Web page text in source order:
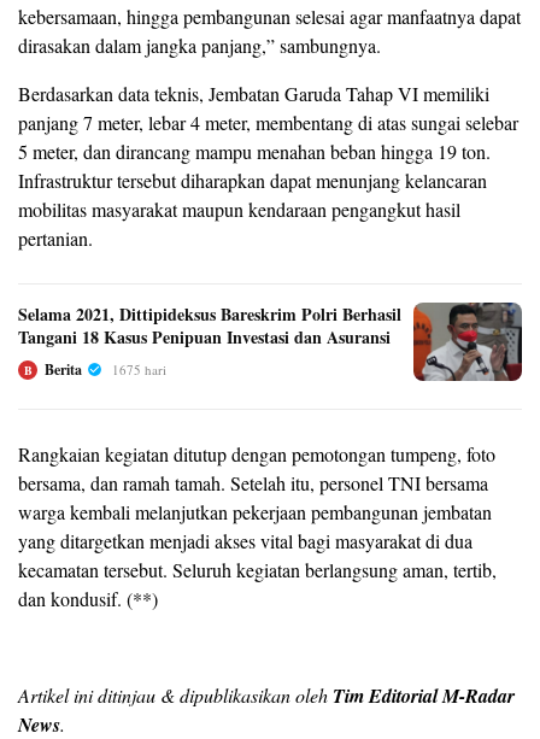
kebersamaan, hingga pembangunan selesai agar manfaatnya dapat
dirasakan dalam jangka panjang,” sambungnya.
Berdasarkan data teknis, Jembatan Garuda Tahap VI memiliki
panjang 7 meter, lebar 4 meter, membentang di atas sungai selebar
5 meter, dan dirancang mampu menahan beban hingga 19 ton.
Infrastruktur tersebut diharapkan dapat menunjang kelancaran
mobilitas masyarakat maupun kendaraan pengangkut hasil
pertanian.
Selama 2021, Dittipideksus Bareskrim Polri Berhasil
Tangani 18 Kasus Penipuan Investasi dan Asuransi
B Berita 1675 hari
Rangkaian kegiatan ditutup dengan pemotongan tumpeng, foto
bersama, dan ramah tamah. Setelah itu, personel TNI bersama
warga kembali melanjutkan pekerjaan pembangunan jembatan
yang ditargetkan menjadi akses vital bagi masyarakat di dua
kecamatan tersebut. Seluruh kegiatan berlangsung aman, tertib,
dan kondusif. (**)
Artikel ini ditinjau & dipublikasikan oleh Tim Editorial M-Radar
News.